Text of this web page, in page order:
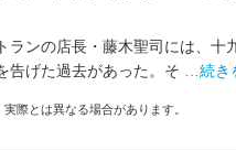
ランの店長・藤木聖司には、十
告げた過去があった。そ
…続き
際とは異なる場合があります。